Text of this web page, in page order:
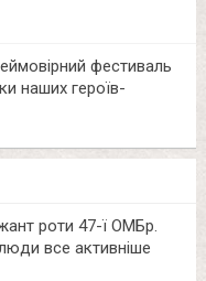
фестиваль
наших героїв-
роти 47-ї ОМБр.
все активніше